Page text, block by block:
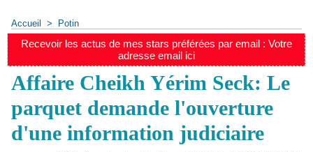
Accueil > Potin
Recevoir les actus de mes stars préférées par email : Votre
adresse email ici
Affaire Cheikh Yérim Seck: Le
parquet demande l'ouverture
d'une information judiciaire